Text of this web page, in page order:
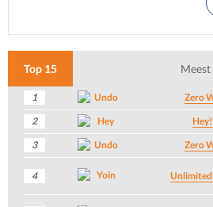
Top 15
1 Zero
2
3
Zero
4 Unlimited